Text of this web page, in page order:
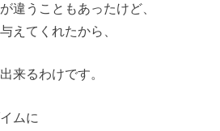
違うこともあったけど、
えてくれたから、
来るわけです。
ムに